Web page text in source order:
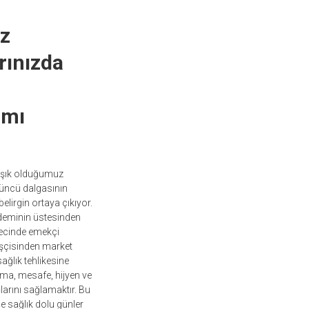
olduğumuz
dalgasının
ortaya çıkıyor.
üstesinden
emekçi
market
tehlikesine
mesafe, hijyen ve
sağlamaktır. Bu
sağlık dolu günler